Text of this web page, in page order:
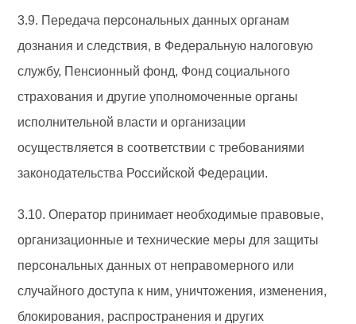
3.9. Передача персональных данных органам
дознания и следствия, в Федеральную налоговую
службу, Пенсионный фонд, Фонд социального
страхования и другие уполномоченные органы
исполнительной власти и организации
осуществляется в соответствии с требованиями
законодательства Российской Федерации.
3.10. Оператор принимает необходимые правовые,
организационные и технические меры для защиты
персональных данных от неправомерного или
случайного доступа к ним, уничтожения, изменения,
блокирования, распространения и других